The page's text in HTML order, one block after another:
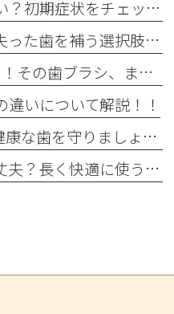
歯周病は大人だけじゃない？初期症状をチェック
インプラント治療とは？失った歯を補う選択肢を正しく知りましょう！！
歯ブラシ交換のサイン5つ！その歯ブラシ、まだ使っていませんか？🪥
いについて解説！！
🦷✨毎日の歯みがきで、健康な歯を守りましょう✨🪥
インプラントは老後も大丈夫？長く快適に使うためのポイントと知っておきたい注意点を詳しく解説